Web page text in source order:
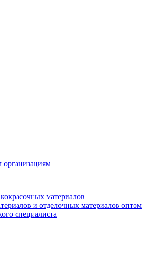
материалов
и отделочных материалов оптом
специалиста